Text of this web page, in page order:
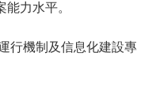
力水平。
行機制及信息化建設專